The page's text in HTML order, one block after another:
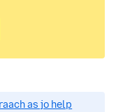
as jo help